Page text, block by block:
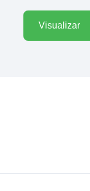
Visualizar